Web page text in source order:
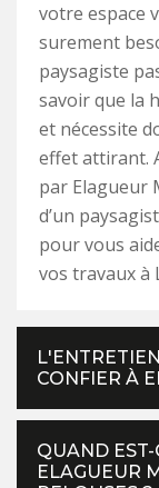
votre espace
surement
paysagiste
savoir que la
et nécessite
effet attirant.
par Elagueur
d’un
pour vous
vos travaux à
CONFIER À
QUAND
ELAGUEUR